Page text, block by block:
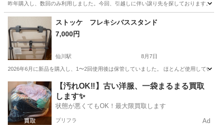
昨年購入し、数回のみ利用しました。今回、引越しに伴い譲り先を探しております。
東京 板橋区 西台駅 季節、空調家電
ストッケ フレキシバススタンド
7,000円
仙川駅 8月7日
2026年6月に新品を購入し、1〜2回使用後は保管していました。 ほとんど使用してい
東京 調布市 仙川駅 生活家電
【汚れOK‼️】古い洋服、一袋まるまる買取
します✨
状態が悪くてもOK！最大限買取します
プリフラ Ad